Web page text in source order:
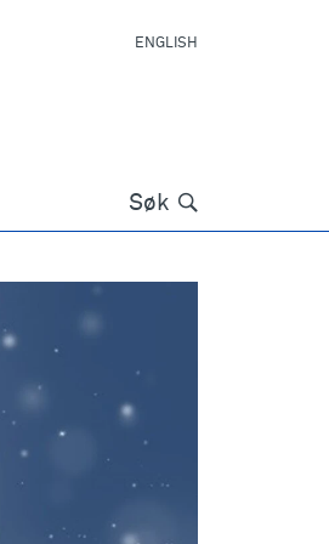
ENGLISH
Søk Søk